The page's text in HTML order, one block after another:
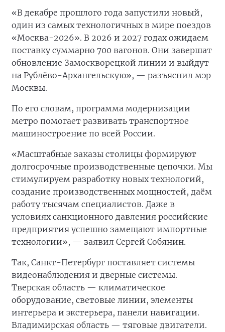
«В декабре прошлого года запустили новый,
один из самых технологичных в мире поездов
«Москва-2026». В 2026 и 2027 годах ожидаем
поставку суммарно 700 вагонов. Они завершат
обновление Замоскворецкой линии и выйдут
на Рублёво-Архангельскую», — разъяснил мэр
Москвы.
По его словам, программа модернизации
метро помогает развивать транспортное
машиностроение по всей России.
«Масштабные заказы столицы формируют
долгосрочные производственные цепочки. Мы
стимулируем разработку новых технологий,
создание производственных мощностей, даём
работу тысячам специалистов. Даже в
условиях санкционного давления российские
предприятия успешно замещают импортные
технологии», — заявил Сергей Собянин.
Так, Санкт-Петербург поставляет системы
видеонаблюдения и дверные системы.
Тверская область — климатическое
оборудование, световые линии, элементы
интерьера и экстерьера, панели навигации.
Владимирская область — тяговые двигатели.